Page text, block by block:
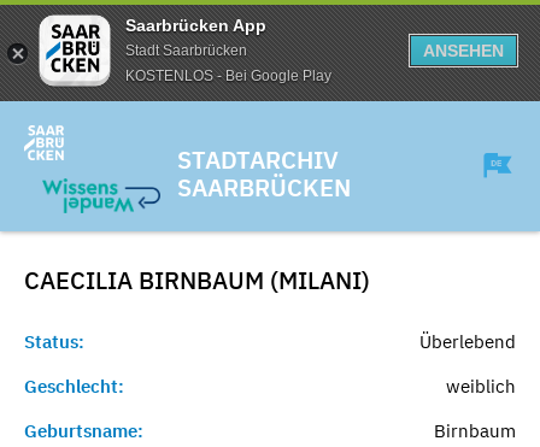
Saarbrücken App
Stadt Saarbrücken
KOSTENLOS - Bei Google Play
ANSEHEN
STADTARCHIV
SAARBRÜCKEN
CAECILIA BIRNBAUM (MILANI)
Status:
Überlebend
Geschlecht:
weiblich
Geburtsname:
Birnbaum